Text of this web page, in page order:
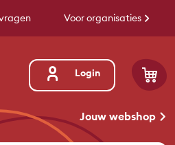
Voor organisaties
Login
Jouw webshop